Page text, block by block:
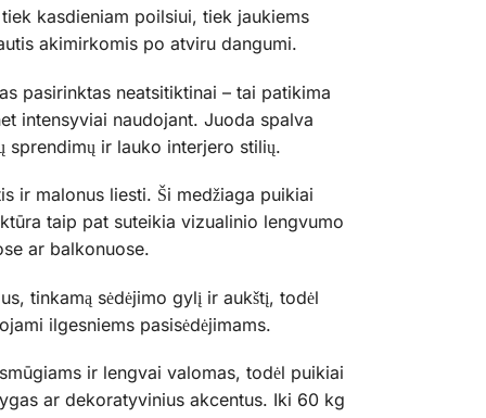
kasdieniam poilsiui, tiek jaukiems
akimirkomis po atviru dangumi.
pasirinktas neatsitiktinai – tai patikima
intensyviai naudojant. Juoda spalva
sprendimų ir lauko interjero stilių.
ir malonus liesti. Ši medžiaga puikiai
taip pat suteikia vizualinio lengvumo
ar balkonuose.
tinkamą sėdėjimo gylį ir aukštį, todėl
ilgesniems pasisėdėjimams.
ir lengvai valomas, todėl puikiai
ar dekoratyvinius akcentus. Iki 60 kg